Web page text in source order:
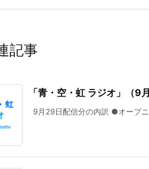
記事
「青・空・虹 ラジオ」（9
9月29日配信分の内訳 ●オープ